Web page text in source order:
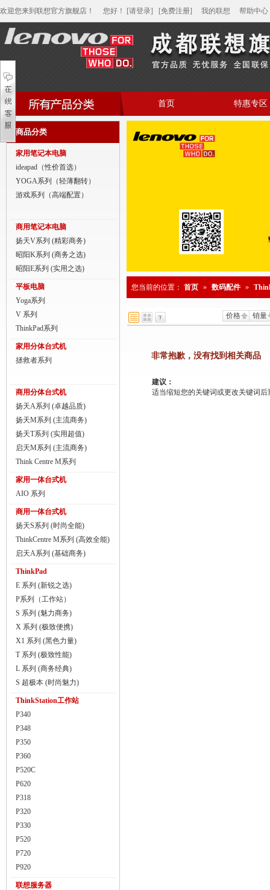
欢迎您来到联想官方旗舰店！ 您好 ！ [请登录] [免费注册] 我的联想 帮助中心
家用笔记本电脑
商用笔记本电脑
平板电脑
商用分体台式机
家用一体台式机
ThinkPad
ThinkStation工作站
联想服务器
首页 特惠专区
商品分类
家用笔记本电脑
ideapad（性价首选）
YOGA系列（轻薄翻转）
游戏系列（高端配置）
商用笔记本电脑
扬天V系列 (精彩商务)
昭阳K系列 (商务之选)
昭阳E系列 (实用之选)
平板电脑
Yoga系列
V 系列
ThinkPad系列
家用分体台式机
拯救者系列
商用分体台式机
扬天A系列 (卓越品质)
扬天M系列 (主流商务)
扬天T系列 (实用超值)
启天M系列 (主流商务)
Think Centre M系列
家用一体台式机
AIO 系列
商用一体台式机
扬天S系列 (时尚全能)
ThinkCentre M系列 (高效全能)
启天A系列 (基础商务)
ThinkPad
E 系列 (新锐之选)
P系列（工作站）
S 系列 (魅力商务)
X 系列 (极致便携)
X1 系列 (黑色力量)
T 系列 (极致性能)
L 系列 (商务经典)
S 超极本 (时尚魅力)
ThinkStation工作站
P340
P348
P350
P360
P520C
P620
P318
P320
P330
P520
P720
P920
联想服务器
您当前的位置： 首页 » 数码配件 »
价格 销量
非常抱歉，没有找到相关商品
建议：
适当缩短您的关键词或更改关键词后